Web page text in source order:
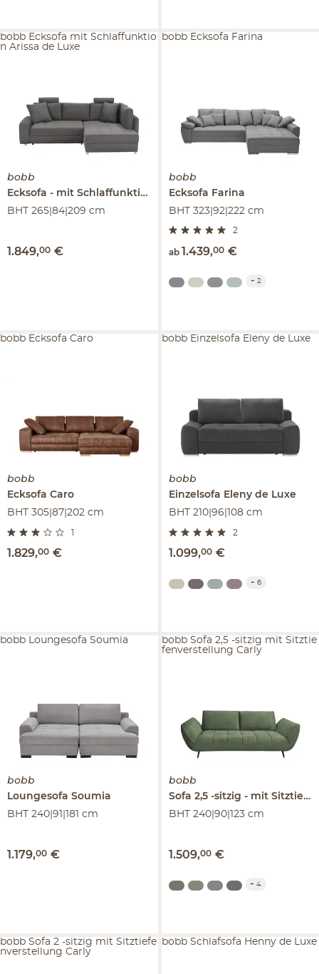
bobb
Ecksofa mit Schlaffunktion
Arissa de Luxe
BHT 265|84|209 cm
1.849,00 €
bobb Ecksofa mit Schlaffunktio
n Arissa de Luxe
bobb
Ecksofa Farina
BHT 323|92|222 cm
2
ab 1.439,00 €
bobb Ecksofa Farina
+ 2
bobb
Ecksofa Caro
BHT 305|87|202 cm
1
1.829,00 €
bobb Ecksofa Caro
bobb
Einzelsofa Eleny de Luxe
BHT 210|96|108 cm
2
1.099,00 €
bobb Einzelsofa Eleny de Luxe
+ 6
bobb
Loungesofa Soumia
BHT 240|91|181 cm
1.179,00 €
bobb Loungesofa Soumia
bobb
Sofa 2,5 -sitzig
mit Sitztiefenverstellung
BHT 240|90|123 cm
1.509,00 €
bobb Sofa 2,5 -sitzig mit Sitztie
fenverstellung Carly
+ 4
bobb Sofa 2 -sitzig mit Sitztiefe
nverstellung Carly
bobb Schlafsofa Henny de Luxe